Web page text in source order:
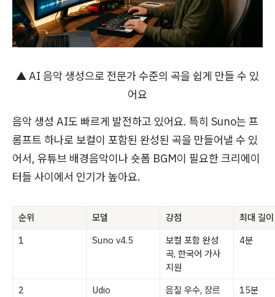
▲ AI 음악 생성으로 전문가 수준의 곡을 쉽게 만들 수 있
어요
음악 생성 AI도 빠르게 발전하고 있어요. 특히 Suno는 프
롬프트 하나로 보컬이 포함된 완성된 곡을 만들어낼 수 있
어서, 유튜브 배경음악이나 숏폼 BGM이 필요한 크리에이
터들 사이에서 인기가 높아요.
순위 모델 강점
최대 길이
1
Suno v4.5
보컬 포함 완성
곡, 한국어 가사
지원
4분
2 Udio
음질 우수, 장르
15분